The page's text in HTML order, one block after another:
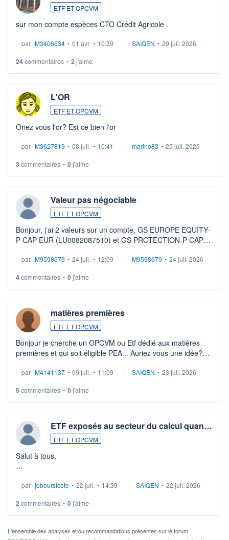
ETF ET OPCVM
sur mon compte espèces CTO Crédit Agricole .
par M3406634 • 01 avr. • 10:39 SAIQEN • 29 juil. 2026
24commentaires • 2 j'aime
L'OR
ETF ET OPCVM
Oriez vous l'or? Est ce bien l'or
par M3627819 • 08 juil. • 10:41 marino83 • 25 juil. 2026
3 commentaires • 0j'aime
Valeur pas négociable
ETF ET OPCVM
Bonjour, j'ai 2 valeurs sur un compte, GS EUROPE EQUITY-
P CAP EUR (LU0082087510) et GS PROTECTION-P CAP
veux procéder à la vente, on me signale ...
par M9598679 • 24 juil. • 12:09 M9598679 • 24 juil. 2026
4commentaires • 0j'aime
matières premières
ETF ET OPCVM
Bonjour je cherche un OPCVM ou Etf dédié aux matières
premières et qui soit éligible PEA... Auriez vous une idée?
par M4141137 • 09 juil. • 11:09 SAIQEN • 23 juil. 2026
5 commentaires • 0j'aime
ETF exposés au secteur du calcul quan…
ETF ET OPCVM
Salut à tous,
via un ETF plutôt que des actions individuelles.
Idéalement, je voudrais qu'il soit éligible au PEA.
Pour l' ...
par jeboursicote • 22 juil. • 14:39 SAIQEN • 22 juil. 2026
2 commentaires • 0j'aime
L'ensemble des analyses et/ou recommandations présentes sur le forum